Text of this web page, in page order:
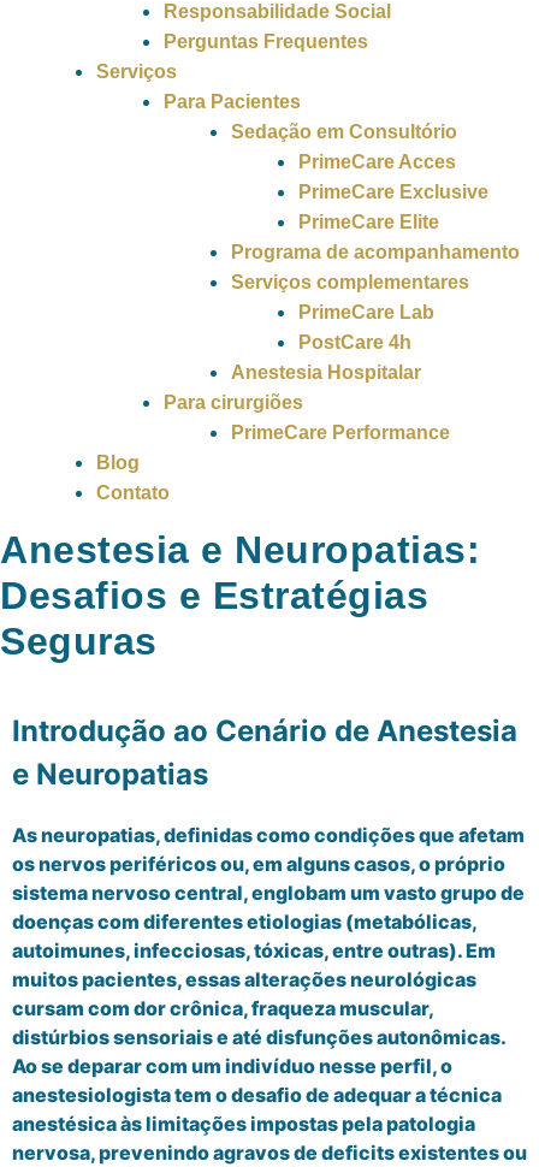
Responsabilidade Social
Perguntas Frequentes
Serviços
Para Pacientes
Sedação em Consultório
PrimeCare Acces
PrimeCare Exclusive
PrimeCare Elite
Programa de acompanhamento
Serviços complementares
PrimeCare Lab
PostCare 4h
Anestesia Hospitalar
Para cirurgiões
PrimeCare Performance
Blog
Contato
Anestesia e Neuropatias:
Desafios e Estratégias
Seguras
Introdução ao Cenário de Anestesia
e Neuropatias
As neuropatias, definidas como condições que afetam
os nervos periféricos ou, em alguns casos, o próprio
sistema nervoso central, englobam um vasto grupo de
doenças com diferentes etiologias (metabólicas,
autoimunes, infecciosas, tóxicas, entre outras). Em
muitos pacientes, essas alterações neurológicas
cursam com dor crônica, fraqueza muscular,
distúrbios sensoriais e até disfunções autonômicas.
Ao se deparar com um indivíduo nesse perfil, o
anestesiologista tem o desafio de adequar a técnica
anestésica às limitações impostas pela patologia
nervosa, prevenindo agravos de deficits existentes ou